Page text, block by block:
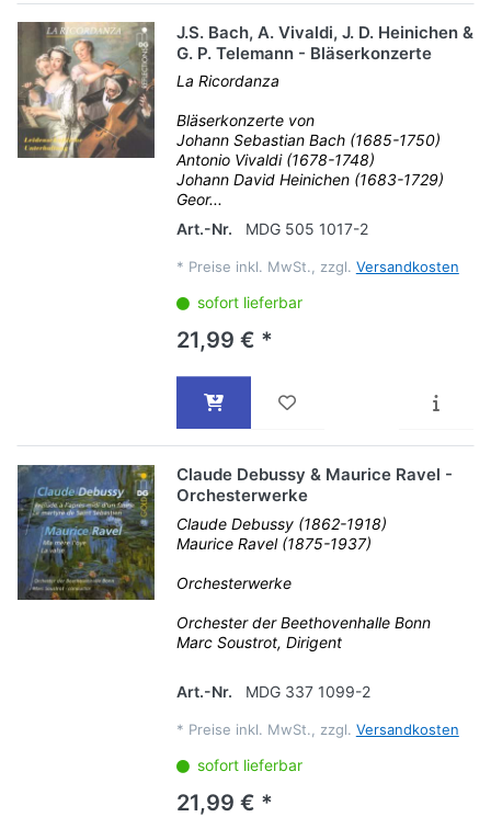
J.S. Bach, A. Vivaldi, J. D. Heinichen &
G. P. Telemann - Bläserkonzerte
La Ricordanza
Bläserkonzerte von
Johann Sebastian Bach (1685-1750)
Antonio Vivaldi (1678-1748)
Johann David Heinichen (1683-1729)
Geor...
Art.-Nr.
MDG 505 1017-2
* Preise inkl. MwSt., zzgl. Versandkosten
sofort lieferbar
21,99 € *
Claude Debussy & Maurice Ravel -
Orchesterwerke
Claude Debussy (1862-1918)
Maurice Ravel (1875-1937)
Orchesterwerke
Orchester der Beethovenhalle Bonn
Marc Soustrot, Dirigent
Art.-Nr. MDG 337 1099-2
* Preise inkl. MwSt., zzgl. Versandkosten
sofort lieferbar
21,99 € *